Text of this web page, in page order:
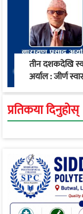
तीन दशकदेखि
अर्याल : जीर्ण
स्वास्थ्य
प्रतिकया दिनुहोस्